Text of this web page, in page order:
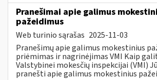
Pranešimai apie galimus
pažeidimus
Web turinio sąrašas 2025-11-03
Pranešimų apie galimus mokestinius
priėmimas ir nagrinėjimas VMI Kaip
Valstybinei mokesčių inspekcijai (VMI)
pranešti apie galimus mokestinius